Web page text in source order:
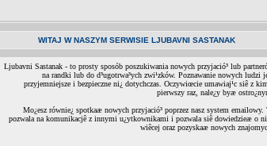
WITAJ W NASZYM SERWISIE LJUBAVNI SASTANAK
Ljubavni Sastanak - to prosty sposób poszukiwania nowych przyjació³ lub
na randki lub do d³ugotrwa³ych zwi¹zków. Poznawanie nowych ludzi
przyjemniejsze i bezpieczne ni¿ dotychczas. Oczywiœcie umawiaj¹c siê z
pierwszy raz, nale¿y byæ
Mo¿esz równie¿ spotkaæ nowych przyjació³ poprzez nasz system emailowy.
pozwala na komunikacjê z innymi u¿ytkownikami i pozwala siê dowiedzieæ o
wiêcej oraz pozyskaæ nowych